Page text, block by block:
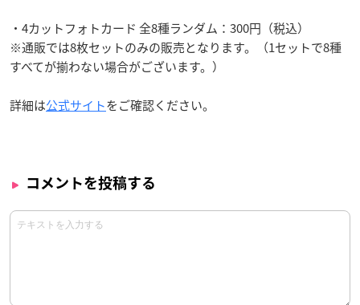
・4カットフォトカード 全8種ランダム：300円（税込）
※通販では8枚セットのみの販売となります。（1セットで8種
すべてが揃わない場合がございます。）
詳細は公式サイトをご確認ください。
コメントを投稿する